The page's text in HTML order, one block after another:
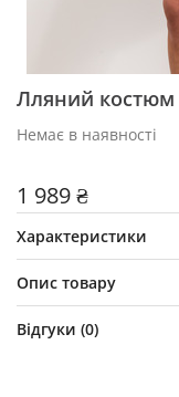
Лляний костюм
Немає в наявності
1 989 ₴
Характеристики
Опис товару
Відгуки (0)